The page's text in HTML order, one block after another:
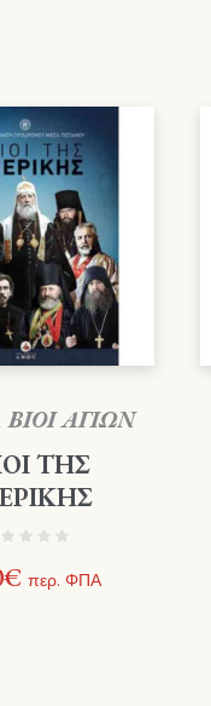
ΒΙΟΙ ΑΓΙΩΝ
ΤΗΣ
€ περ. ΦΠΑ